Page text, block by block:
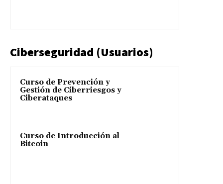
Ciberseguridad (Usuarios)
Curso de Prevención y
Gestión de Ciberriesgos y
Ciberataques
Curso de Introducción al
Bitcoin